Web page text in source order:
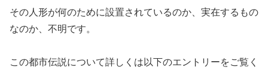
その人形が何のために設置されているのか、実在するもの
なのか、不明です。
この都市伝説について詳しくは以下のエントリーをご覧く